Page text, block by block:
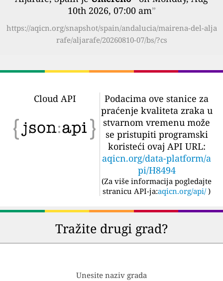
10th 2026, 07:00 am”
https://aqicn.org/snapshot/spain/andalucia/mairena-del-alja
rafe/aljarafe/20260810-07/bs/?cs
Cloud API
Podacima ove stanice za
praćenje kvaliteta zraka u
stvarnom vremenu može
se pristupiti programski
koristeći ovaj API URL:
aqicn.org/data-platform/a
pi/H8494
(Za više informacija pogledajte
stranicu API-ja:aqicn.org/api/ )
Tražite drugi grad?
Unesite naziv grada